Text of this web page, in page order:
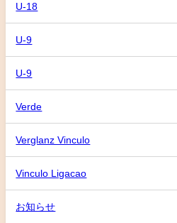
U-18
U-9
U-9
Verde
Verglanz Vinculo
Vinculo Ligacao
お知らせ